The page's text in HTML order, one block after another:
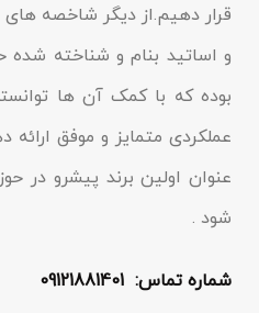
قرار دهیم.از دیگر شاخصه هاى
و اساتید بنام و شناخته شده
بوده که با کمک آن ها
عملکردى متمایز و موفق ارائه
عنوان اولین برند پیشرو در
شود .
شماره تماس: 09121881401